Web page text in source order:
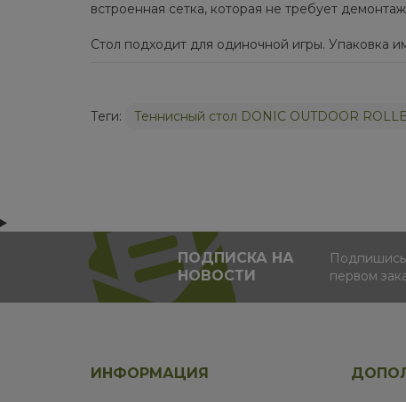
встроенная сетка, которая не требует
Стол подходит для одиночной игры. Упаковка
Теги: Теннисный стол DONIC OUTDOOR
ПОДПИСКА НА
НОВОСТИ
Подпишись
первом
ИНФОРМАЦИЯ